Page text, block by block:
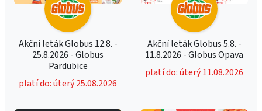
Akční leták Globus 12.8. -
25.8.2026 - Globus
Pardubice
platí do: úterý 25.08.2026
Akční leták Globus 5.8. -
11.8.2026 - Globus Opava
platí do: úterý 11.08.2026